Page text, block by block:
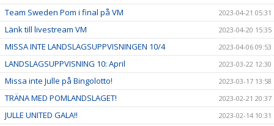
Team Sweden Pom i final på VM 2023-04-21 05:31
Länk till livestream VM 2023-04-20 15:35
MISSA INTE LANDSLAGSUPPVISNINGEN 10/4 2023-04-06 09:53
LANDSLAGSUPPVISNING 10: April 2023-03-22 12:30
Missa inte Julle på Bingolotto! 2023-03-17 13:58
TRÄNA MED POMLANDSLAGET! 2023-02-21 20:37
JULLE UNITED GALA!! 2023-02-14 10:31